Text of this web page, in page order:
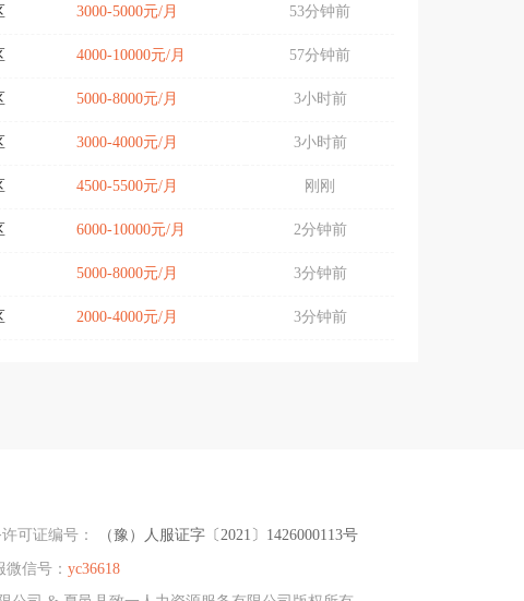
3000-5000元/月 53分钟前
4000-10000元/月 57分钟前
5000-8000元/月 3小时前
3000-4000元/月 3小时前
4500-5500元/月 刚刚
6000-10000元/月 2分钟前
5000-8000元/月 3分钟前
2000-4000元/月 3分钟前
可证编号： （豫）人服证字〔2021〕1426000113号
微信号： yc36618